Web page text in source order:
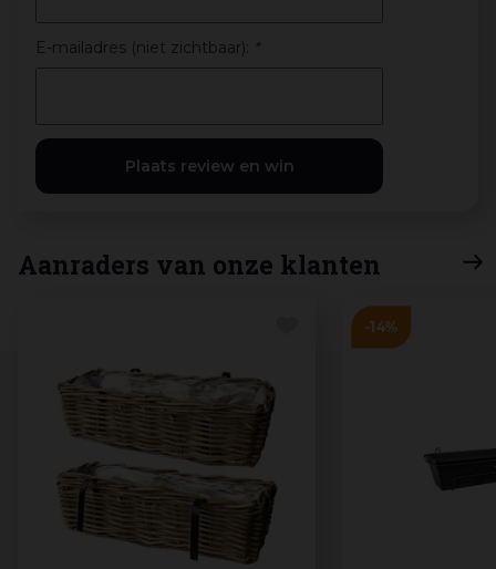
E-mailadres (niet zichtbaar): *
Aanraders van onze klanten